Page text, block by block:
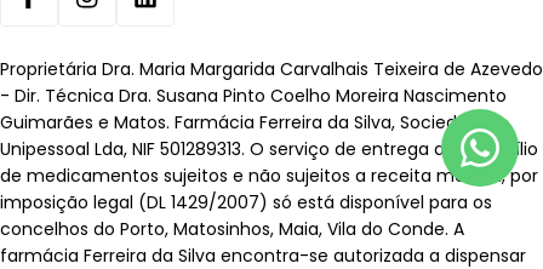
FacebookInstagramLinkedin
Proprietária Dra. Maria Margarida Carvalhais Teixeira de Azevedo
- Dir. Técnica Dra. Susana Pinto Coelho Moreira Nascimento
Guimarães e Matos. Farmácia Ferreira da Silva, Sociedade
Unipessoal Lda, NIF 501289313. O serviço de entrega ao domicílio
de medicamentos sujeitos e não sujeitos a receita médica, por
imposição legal (DL 1429/2007) só está disponível para os
concelhos do Porto, Matosinhos, Maia, Vila do Conde. A
farmácia Ferreira da Silva encontra-se autorizada a dispensar